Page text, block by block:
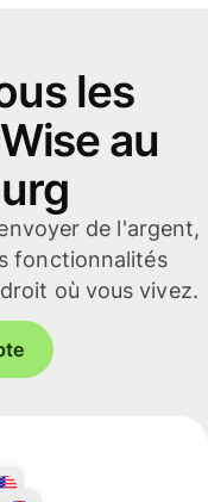
les
au
de l'argent,
fonctionnalités
où vous vivez.